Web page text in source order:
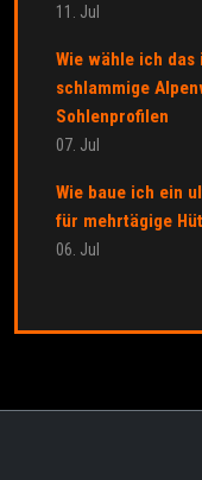
11. Jul
Wie wähle ich
schlammige
Sohlenprofilen
07. Jul
Wie baue ich ein
für mehrtägige
06. Jul